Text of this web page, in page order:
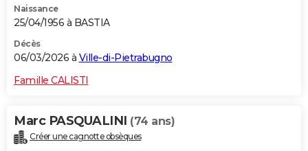
Naissance
25/04/1956 à BASTIA
Décès
06/03/2026 à Ville-di-Pietrabugno
Famille CALISTI
Marc PASQUALINI (74 ans)
Créer une cagnotte obsèques